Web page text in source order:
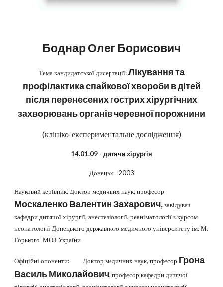
Боднар Олег Борисович
Тема кандидатської дисертації:Лікування та
профілактика спайкової хвороби в дітей
після перенесених гострих хірургічних
захворювань органів черевної порожнини
(клініко-експериментальне дослідження)
14.01.09 - дитяча хірургія
Донецьк - 2003
Науковий керівник: Доктор медичних наук, професор
Москаленко Валентин Захарович,завідувач
кафедри дитячої хірургії, анестезіології, реаніматології з курсом
неонатології Донецького державного медичного університету ім. М.
Горького МОЗ України
Офіційні опоненти: Доктор медичних наук, професор Грона
Василь Миколайович, професор кафедри дитячої